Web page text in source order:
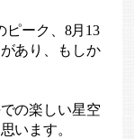
ピーク、8月13
あり、もしか
の楽しい星空
います。